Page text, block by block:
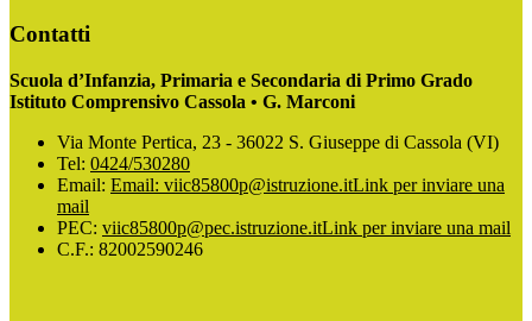
Contatti
Scuola d’Infanzia, Primaria e Secondaria di Primo Grado
Istituto Comprensivo Cassola • G. Marconi
Via Monte Pertica, 23 - 36022 S. Giuseppe di Cassola (VI)
Tel: 0424/530280
Email: Email: viic85800p@istruzione.itLink per inviare una
mail
PEC: viic85800p@pec.istruzione.itLink per inviare una mail
C.F.: 82002590246